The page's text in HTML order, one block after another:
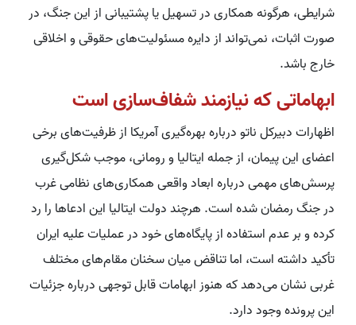
شرایطی، هرگونه همکاری در تسهیل یا پشتیبانی از این جنگ، در
صورت اثبات، نمی‌تواند از دایره مسئولیت‌های حقوقی و اخلاقی
خارج باشد.
ابهاماتی که نیازمند شفاف‌سازی است
اظهارات دبیرکل ناتو درباره بهره‌گیری آمریکا از ظرفیت‌های برخی
اعضای این پیمان، از جمله ایتالیا و رومانی، موجب شکل‌گیری
پرسش‌های مهمی درباره ابعاد واقعی همکاری‌های نظامی غرب
در جنگ رمضان شده است. هرچند دولت ایتالیا این ادعاها را رد
کرده و بر عدم استفاده از پایگاه‌های خود در عملیات علیه ایران
تأکید داشته است، اما تناقض میان سخنان مقام‌های مختلف
غربی نشان می‌دهد که هنوز ابهامات قابل توجهی درباره جزئیات
این پرونده وجود دارد.